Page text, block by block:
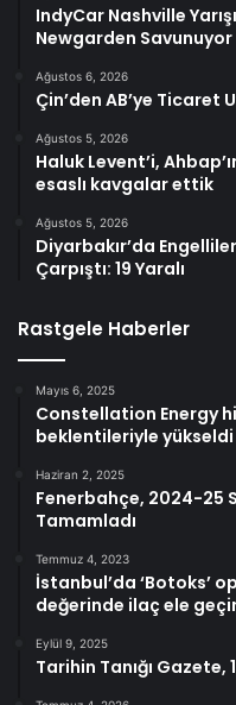
IndyCar Nashville
Newgarden Savunuyor
Ağustos 6, 2026
Çin’den AB’ye Ticaret
Ağustos 5, 2026
Haluk Levent’i,
esaslı kavgalar ettik
Ağustos 5, 2026
Diyarbakır’da
Çarpıştı: 19 Yaralı
Rastgele Haberler
Mayıs 6, 2025
Constellation Energy
beklentileriyle yükseldi
Haziran 2, 2025
Fenerbahçe, 2024-25
Tamamladı
Temmuz 4, 2023
İstanbul’da ‘Botoks’
değerinde ilaç ele
Eylül 9, 2025
Tarihin Tanığı Gazete,